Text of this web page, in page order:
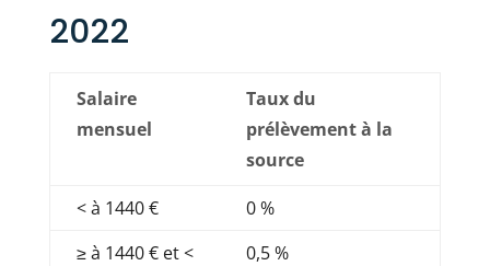
2022
Salaire
mensuel
Taux du
prélèvement à la
source
< à 1440 €
0 %
≥ à 1440 € et <
0,5 %